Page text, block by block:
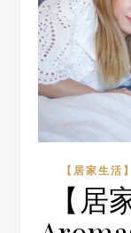
【居家生活
【